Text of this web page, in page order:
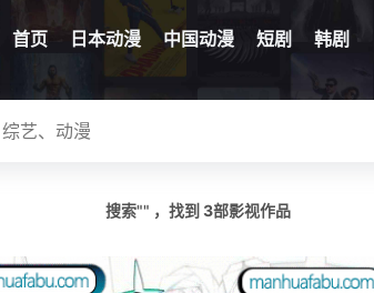
首页 日本动漫 中国动漫 短剧 韩剧
搜索"" ，找到 3部影视作品